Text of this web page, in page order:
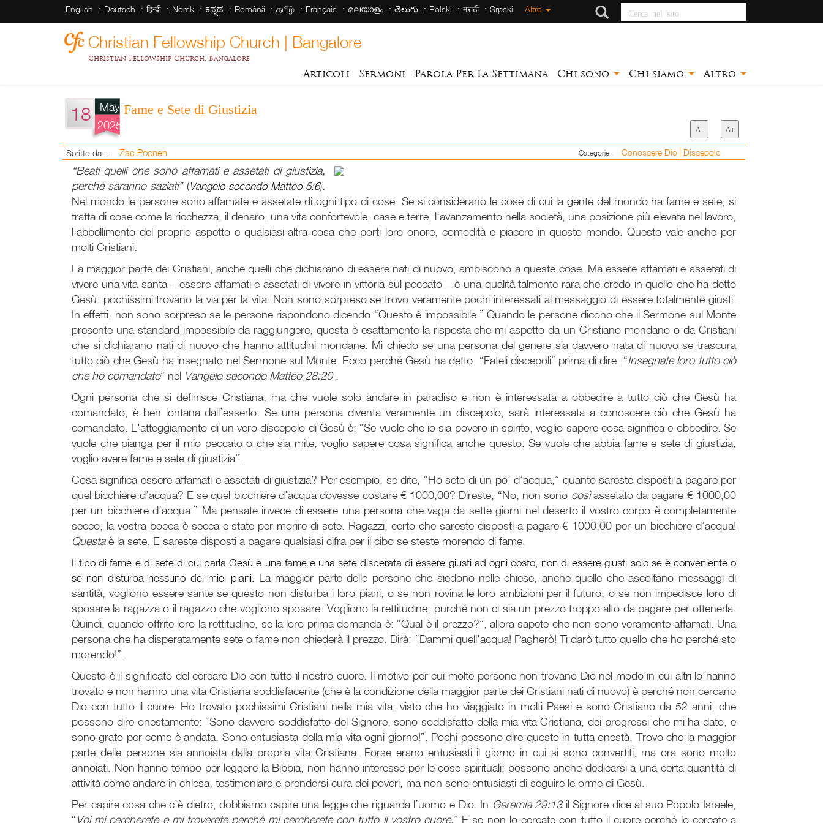
English Deutsch हिन्दी Norsk ಕನ್ನಡ Română தமிழ் Français മലയാളം తెలుగు Polski मराठी Srpski Altro Cerca nel sito
Christian Fellowship Church | Bangalore
Christian Fellowship Church, Bangalore
Articoli Sermoni Parola Per La Settimana Chi sono Chi siamo Altro
18
May
2025
Fame e Sete di Giustizia
A- A+
Scritto da: : Zac Poonen Categorie : Conoscere Dio Discepolo
“Beati quelli che sono affamati e assetati di giustizia,
perché saranno saziati” (Vangelo secondo Matteo 5:6).
Nel mondo le persone sono affamate e assetate di ogni tipo di cose. Se si considerano le cose di cui la gente del mondo ha fame e sete, si
tratta di cose come la ricchezza, il denaro, una vita confortevole, case e terre, l'avanzamento nella società, una posizione più elevata nel lavoro,
l'abbellimento del proprio aspetto e qualsiasi altra cosa che porti loro onore, comodità e piacere in questo mondo. Questo vale anche per
molti Cristiani.
La maggior parte dei Cristiani, anche quelli che dichiarano di essere nati di nuovo, ambiscono a queste cose. Ma essere affamati e assetati di
vivere una vita santa – essere affamati e assetati di vivere in vittoria sul peccato – è una qualità talmente rara che credo in quello che ha detto
Gesù: pochissimi trovano la via per la vita. Non sono sorpreso se trovo veramente pochi interessati al messaggio di essere totalmente giusti.
In effetti, non sono sorpreso se le persone rispondono dicendo “Questo è impossibile.” Quando le persone dicono che il Sermone sul Monte
presente una standard impossibile da raggiungere, questa è esattamente la risposta che mi aspetto da un Cristiano mondano o da Cristiani
che si dichiarano nati di nuovo che hanno attitudini mondane. Mi chiedo se una persona del genere sia davvero nata di nuovo se trascura
tutto ciò che Gesù ha insegnato nel Sermone sul Monte. Ecco perché Gesù ha detto: “Fateli discepoli” prima di dire: “Insegnate loro tutto ciò
che ho comandato” nel Vangelo secondo Matteo 28:20
Ogni persona che si definisce Cristiana, ma che vuole solo andare in paradiso e non è interessata a obbedire a tutto ciò che Gesù ha
comandato, è ben lontana dall’esserlo. Se una persona diventa veramente un discepolo, sarà interessata a conoscere ciò che Gesù ha
comandato. L'atteggiamento di un vero discepolo di Gesù è: “Se vuole che io sia povero in spirito, voglio sapere cosa significa e obbedire. Se
vuole che pianga per il mio peccato o che sia mite, voglio sapere cosa significa anche questo. Se vuole che abbia fame e sete di giustizia,
voglio avere fame e sete di giustizia”.
Cosa significa essere affamati e assetati di giustizia? Per esempio, se dite, “Ho sete di un po’ d’acqua,” quanto sareste disposti a pagare per
quel bicchiere d’acqua? E se quel bicchiere d’acqua dovesse costare € 1000,00? Direste, “No, non sono cosìassetato da pagare € 1000,00
per un bicchiere d’acqua.” Ma pensate invece di essere una persona che vaga da sette giorni nel deserto il vostro corpo è completamente
secco, la vostra bocca è secca e state per morire di sete. Ragazzi, certo che sareste disposti a pagare € 1000,00 per un bicchiere d’acqua!
Questaè la sete. E sareste disposti a pagare qualsiasi cifra per il cibo se steste morendo di fame.
Il tipo di fame e di sete di cui parla Gesù è una fame e una sete disperata di essere giusti ad ogni costo, non di essere giusti solo se è conveniente o
se non disturba nessuno dei miei piani. La maggior parte delle persone che siedono nelle chiese, anche quelle che ascoltano messaggi di
santità, vogliono essere sante se questo non disturba i loro piani, o se non rovina le loro ambizioni per il futuro, o se non impedisce loro di
sposare la ragazza o il ragazzo che vogliono sposare. Vogliono la rettitudine, purché non ci sia un prezzo troppo alto da pagare per ottenerla.
Quindi, quando offrite loro la rettitudine, se la loro prima domanda è: “Qual è il prezzo?”, allora sapete che non sono veramente affamati. Una
persona che ha disperatamente sete o fame non chiederà il prezzo. Dirà: “Dammi quell'acqua! Pagherò! Ti darò tutto quello che ho perché sto
morendo!”.
Questo è il significato del cercare Dio con tutto il nostro cuore. Il motivo per cui molte persone non trovano Dio nel modo in cui altri lo hanno
trovato e non hanno una vita Cristiana soddisfacente (che è la condizione della maggior parte dei Cristiani nati di nuovo) è perché non cercano
Dio con tutto il cuore. Ho trovato pochissimi Cristiani nella mia vita, visto che ho viaggiato in molti Paesi e sono Cristiano da 52 anni, che
possono dire onestamente: “Sono davvero soddisfatto del Signore, sono soddisfatto della mia vita Cristiana, dei progressi che mi ha dato, e
sono grato per come è andata. Sono entusiasta della mia vita ogni giorno!”. Pochi possono dire questo in tutta onestà. Trovo che la maggior
parte delle persone sia annoiata dalla propria vita Cristiana. Forse erano entusiasti il giorno in cui si sono convertiti, ma ora sono molto
annoiati. Non hanno tempo per leggere la Bibbia, non hanno interesse per le cose spirituali; possono anche dedicarsi a una certa quantità di
attività come andare in chiesa, testimoniare e prendersi cura dei poveri, ma non sono entusiasti di seguire le orme di Gesù.
Per capire cosa che c’è dietro, dobbiamo capire una legge che riguarda l’uomo e Dio. In Geremia 29:13il Signore dice al suo Popolo Israele,
“Voi mi cercherete e mi troverete perché mi cercherete con tutto il vostro cuore.” E se non lo cercate con tutto il cuore perché lo cercate a